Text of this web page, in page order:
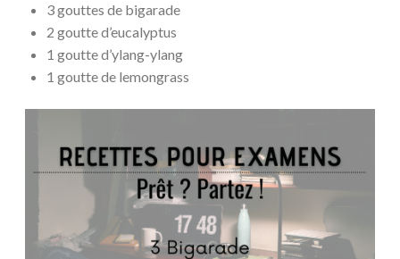
3 gouttes de bigarade
2 goutte d’eucalyptus
1 goutte d’ylang-ylang
1 goutte de lemongrass